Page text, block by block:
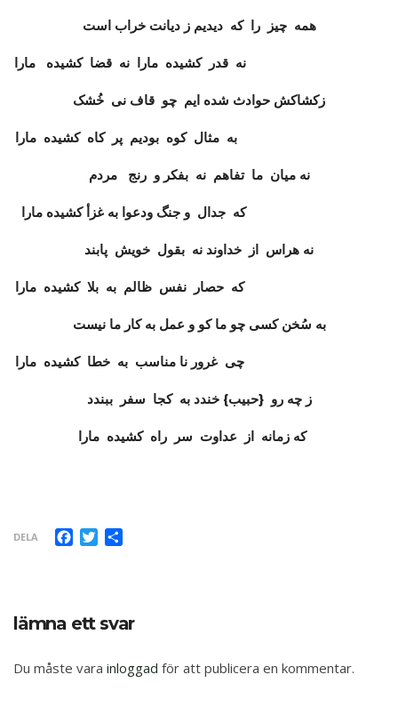
همه چیز را که دیدیم ز دیانت خراب است
نه قدر کشیده مارا نه قضا کشیده مارا
زکشاکش حوادث شده ایم چو قاف نی خُشک
نه میان ما تفاهم نه بفکر و رنج مردم
که جدال و جنگ ودعوا به غزأ کشیده مارا
نه هراس از خداوند نه بقول خویش پابند
که حصار نفس ظالم به بلا کشیده مارا
به سُخن کسی چو ما کو و عمل به کار ما نیست
ز چه رو {حبیب} خندد به کجا سفر ببندد
که زمانه از عداوت سر راه کشیده مارا
DELA Facebook
Twitter
lämna ett svar
Du måste vara inloggad för att publicera en kommentar.